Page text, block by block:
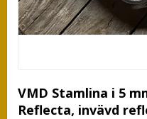
VMD Stamlina i 5
Reflecta, invävd